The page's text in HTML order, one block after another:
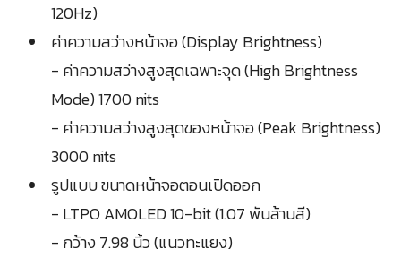
120Hz)
ค่าความสว่างหน้าจอ (Display Brightness)
- ค่าความสว่างสูงสุดเฉพาะจุด (High Brightness
Mode) 1700 nits
- ค่าความสว่างสูงสุดของหน้าจอ (Peak Brightness)
3000 nits
รูปแบบ ขนาดหน้าจอตอนเปิดออก
- LTPO AMOLED 10-bit (1.07 พันล้านสี)
- กว้าง 7.98 นิ้ว (แนวทะแยง)